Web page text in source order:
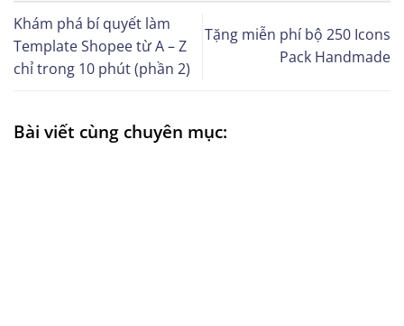
Khám phá bí quyết làm
Template Shopee từ A – Z
chỉ trong 10 phút (phần 2)
Tặng miễn phí bộ 250 Icons
Pack Handmade
Bài viết cùng chuyên mục: